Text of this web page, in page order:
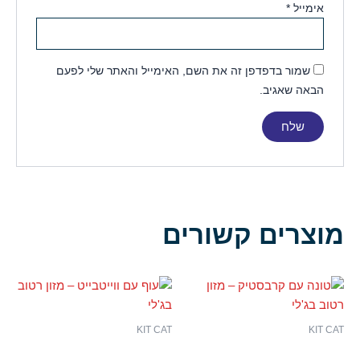
אימייל*
שמור בדפדפן זה את השם, האימייל והאתר שלי לפעם
הבאה שאגיב.
מוצרים קשורים
KIT CAT
KIT CAT